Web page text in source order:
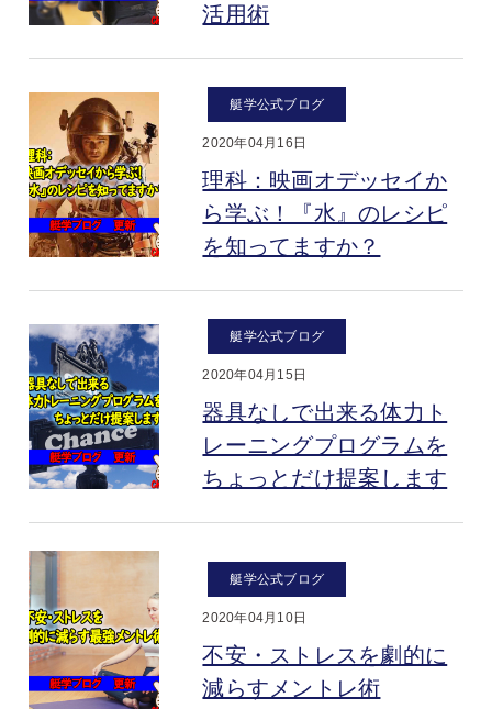
活用術
艇学公式ブログ
2020年04月16日
理科：映画オデッセイか
ら学ぶ！『水』のレシピ
を知ってますか？
艇学公式ブログ
2020年04月15日
器具なしで出来る体力ト
レーニングプログラムを
ちょっとだけ提案します
艇学公式ブログ
2020年04月10日
不安・ストレスを劇的に
減らすメントレ術